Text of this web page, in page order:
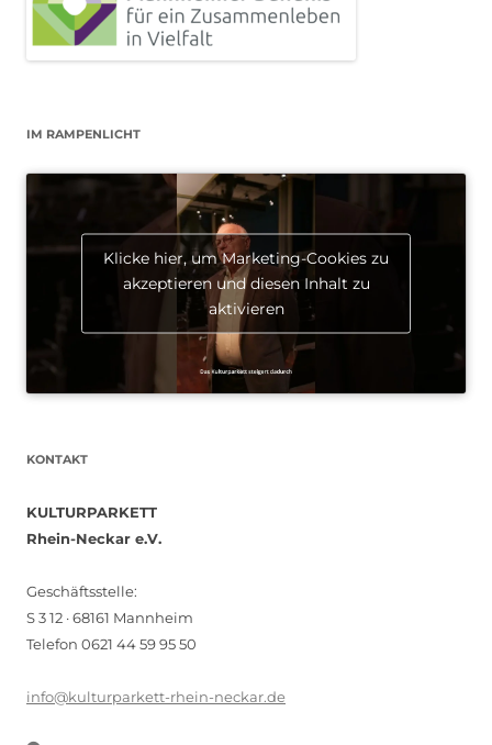
IM RAMPENLICHT
Klicke hier, um Marketing-Cookies zu
akzeptieren und diesen Inhalt zu
aktivieren
KONTAKT
KULTURPARKETT
Rhein-Neckar e.V.
Geschäftsstelle:
S 3 12 · 68161 Mannheim
Telefon 0621 44 59 95 50
info@kulturparkett-rhein-neckar.de